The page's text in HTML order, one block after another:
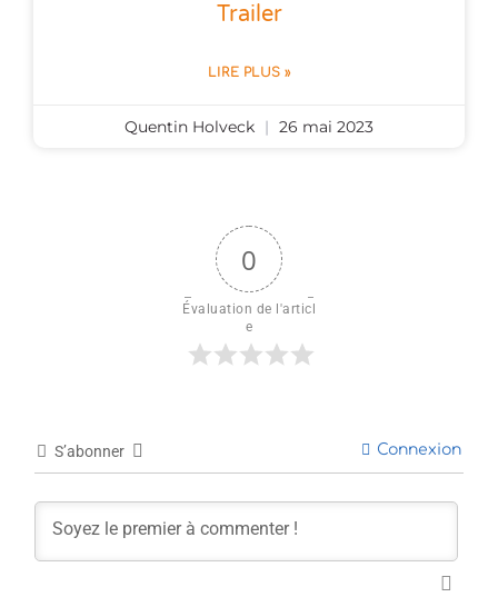
Trailer
LIRE PLUS »
Quentin Holveck 26 mai 2023
0
Évaluation de l'articl
e
S’abonner Connexion